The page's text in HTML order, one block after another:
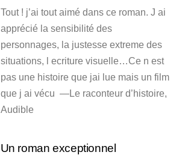
Tout ! j’ai tout aimé dans ce roman. J ai
apprécié la sensibilité des
personnages, la justesse extreme des
situations, l ecriture visuelle…Ce n est
pas une histoire que jai lue mais un film
que j ai vécu —Le raconteur d’histoire,
Audible
Un roman exceptionnel